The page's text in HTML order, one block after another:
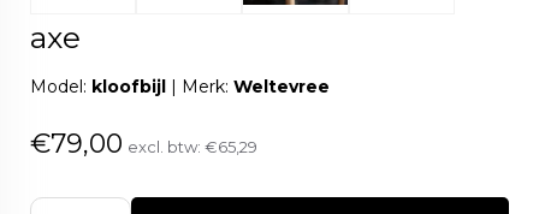
axe
Model: kloofbijl | Merk: Weltevree
€79,00 excl. btw: €65,29